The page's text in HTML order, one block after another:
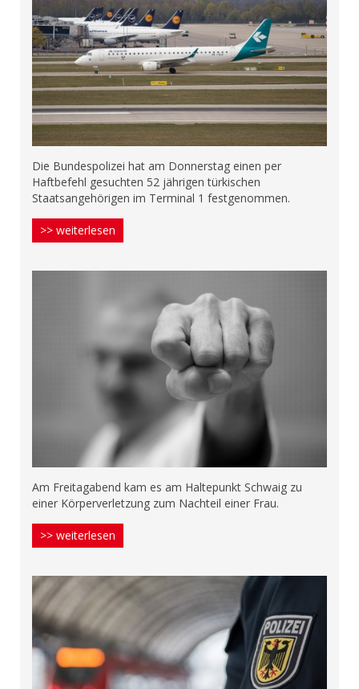
Die Bundespolizei hat am Donnerstag einen per
Haftbefehl gesuchten 52 jährigen türkischen
Staatsangehörigen im Terminal 1 festgenommen.
>> weiterlesen
Am Freitagabend kam es am Haltepunkt Schwaig zu
einer Körperverletzung zum Nachteil einer Frau.
>> weiterlesen